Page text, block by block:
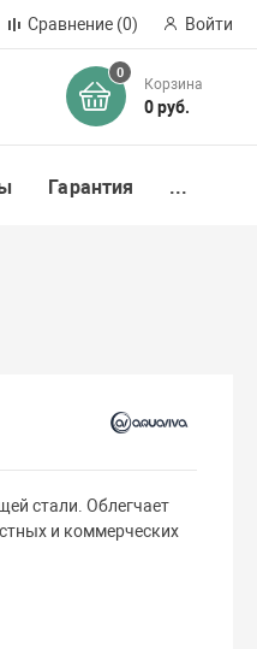
Сравнение (0) Войти
0
Корзина
0 руб.
Гарантия ...
стали. Облегчает
и коммерческих